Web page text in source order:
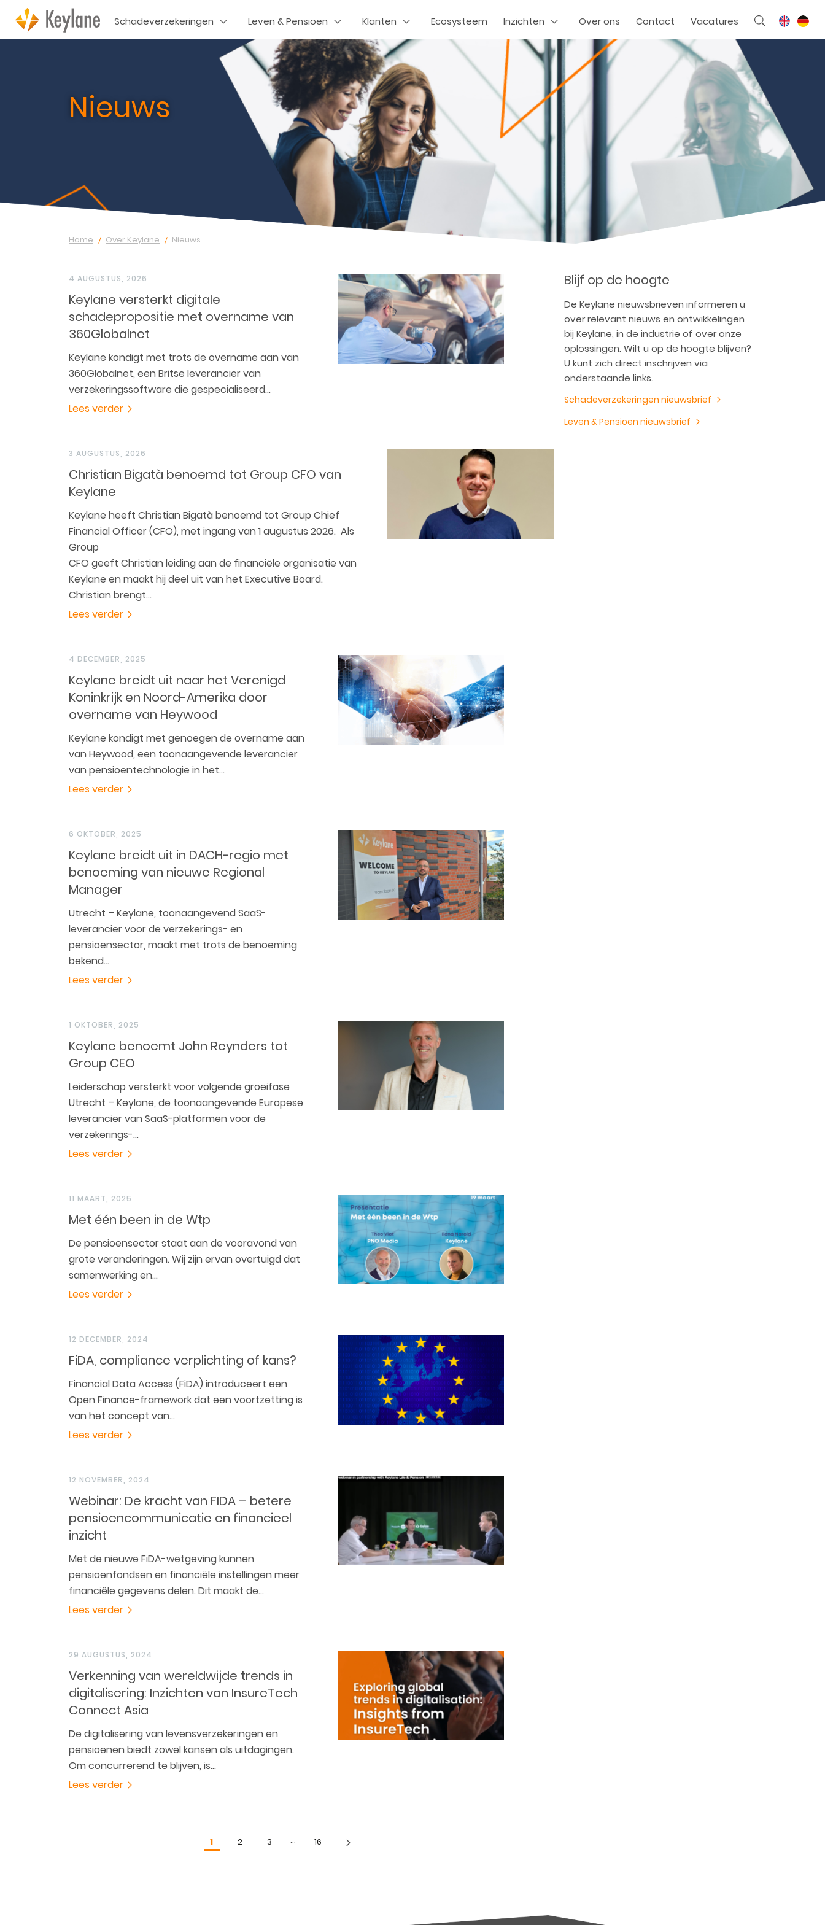
Schadeverzekeringen Leven & Pensioen Klanten Ecosysteem Inzichten Over ons Contact Vacatures
Nieuws
Home Over Keylane Nieuws
4 AUGUSTUS, 2026
Keylane versterkt digitale
schadepropositie met overname van
360Globalnet
Keylane kondigt met trots de overname aan van
360Globalnet, een Britse leverancier van
verzekeringssoftware die gespecialiseerd…
Lees verder
3 AUGUSTUS, 2026
Christian Bigatà benoemd tot Group CFO van
Keylane
Keylane heeft Christian Bigatà benoemd tot Group Chief
Financial Officer (CFO), met ingang van 1 augustus 2026. Als
Group
CFO geeft Christian leiding aan de financiële organisatie van
Keylane en maakt hij deel uit van het Executive Board.
Christian brengt…
Lees verder
4 DECEMBER, 2025
Keylane breidt uit naar het Verenigd
Koninkrijk en Noord-Amerika door
overname van Heywood
Keylane kondigt met genoegen de overname aan
van Heywood, een toonaangevende leverancier
van pensioentechnologie in het…
Lees verder
6 OKTOBER, 2025
Keylane breidt uit in DACH-regio met
benoeming van nieuwe Regional
Manager
Utrecht – Keylane, toonaangevend SaaS-
leverancier voor de verzekerings- en
pensioensector, maakt met trots de benoeming
bekend…
Lees verder
1 OKTOBER, 2025
Keylane benoemt John Reynders tot
Group CEO
Leiderschap versterkt voor volgende groeifase
Utrecht – Keylane, de toonaangevende Europese
leverancier van SaaS-platformen voor de
verzekerings-…
Lees verder
11 MAART, 2025
Met één been in de Wtp
De pensioensector staat aan de vooravond van
grote veranderingen. Wij zijn ervan overtuigd dat
samenwerking en…
Lees verder
12 DECEMBER, 2024
FiDA, compliance verplichting of kans?
Financial Data Access (FiDA) introduceert een
Open Finance-framework dat een voortzetting is
van het concept van…
Lees verder
12 NOVEMBER, 2024
Webinar: De kracht van FIDA – betere
pensioencommunicatie en financieel
inzicht
Met de nieuwe FiDA-wetgeving kunnen
pensioenfondsen en financiële instellingen meer
financiële gegevens delen. Dit maakt de…
Lees verder
29 AUGUSTUS, 2024
Verkenning van wereldwijde trends in
digitalisering: Inzichten van InsureTech
Connect Asia
De digitalisering van levensverzekeringen en
pensioenen biedt zowel kansen als uitdagingen.
Om concurrerend te blijven, is…
Lees verder
1 2 3 … 16
Blijf op de hoogte
De Keylane nieuwsbrieven informeren u
over relevant nieuws en ontwikkelingen
bij Keylane, in de industrie of over onze
oplossingen. Wilt u op de hoogte blijven?
U kunt zich direct inschrijven via
onderstaande links.
Schadeverzekeringen nieuwsbrief
Leven & Pensioen nieuwsbrief